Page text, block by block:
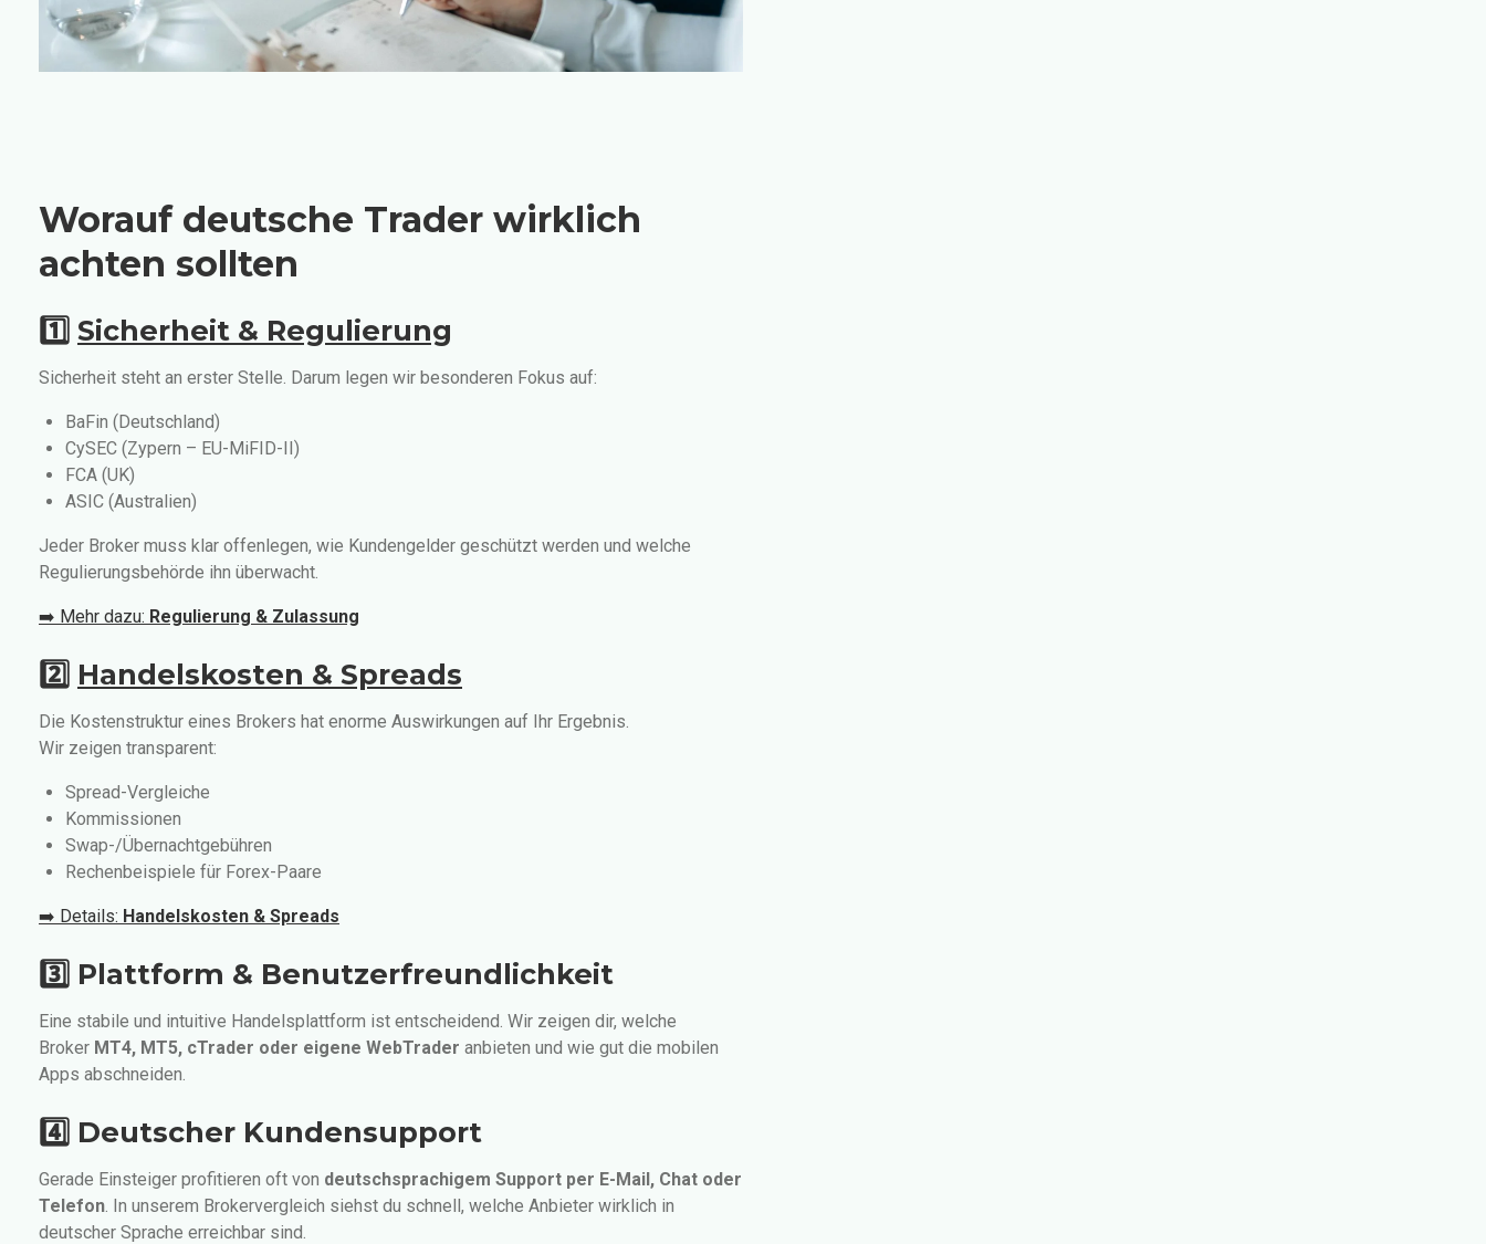
Worauf deutsche Trader wirklich
achten sollten
1️⃣ Sicherheit & Regulierung
Sicherheit steht an erster Stelle. Darum legen wir besonderen Fokus auf:
BaFin (Deutschland)
CySEC (Zypern – EU-MiFID-II)
FCA (UK)
ASIC (Australien)
Jeder Broker muss klar offenlegen, wie Kundengelder geschützt werden und welche
Regulierungsbehörde ihn überwacht.
➡️ Mehr dazu: Regulierung & Zulassung
2️⃣ Handelskosten & Spreads
Die Kostenstruktur eines Brokers hat enorme Auswirkungen auf Ihr Ergebnis.
Wir zeigen transparent:
Spread-Vergleiche
Kommissionen
Swap-/Übernachtgebühren
Rechenbeispiele für Forex-Paare
➡️ Details: Handelskosten & Spreads
3️⃣ Plattform & Benutzerfreundlichkeit
Eine stabile und intuitive Handelsplattform ist entscheidend. Wir zeigen dir, welche
Broker MT4, MT5, cTrader oder eigene WebTrader anbieten und wie gut die mobilen
Apps abschneiden.
4️⃣ Deutscher Kundensupport
Gerade Einsteiger profitieren oft von deutschsprachigem Support per E-Mail, Chat oder
Telefon. In unserem Brokervergleich siehst du schnell, welche Anbieter wirklich in
deutscher Sprache erreichbar sind.